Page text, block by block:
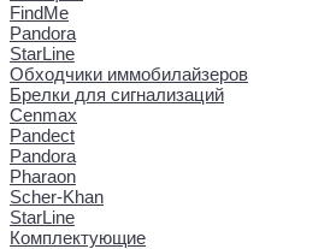
FindMe
Pandora
StarLine
Обходчики иммобилайзеров
Брелки для сигнализаций
Cenmax
Pandect
Pandora
Pharaon
Scher-Khan
StarLine
Комплектующие